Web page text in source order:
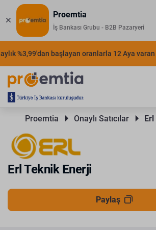
Proemtia
İş Bankası Grubu - B2B Pazaryeri
%3,99'dan başlayan oranlarla 12 Aya
Proemtia Onaylı Satıcılar
Erl Teknik Enerji
Paylaş